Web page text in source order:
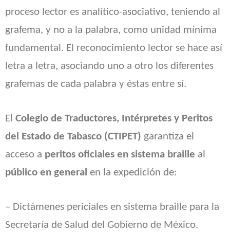
proceso lector es analítico-asociativo, teniendo al
grafema, y no a la palabra, como unidad mínima
fundamental. El reconocimiento lector se hace así
letra a letra, asociando uno a otro los diferentes
grafemas de cada palabra y éstas entre sí.
El Colegio de Traductores, Intérpretes y Peritos
del Estado de Tabasco (CTIPET) garantiza el
acceso a peritos oficiales en sistema braille al
público en general en la expedición de:
– Dictámenes periciales en sistema braille para la
Secretaría de Salud del Gobierno de México.